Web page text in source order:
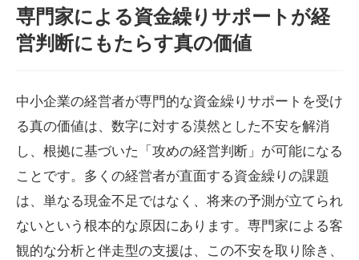
専門家による資金繰りサポートが経
営判断にもたらす真の価値
中小企業の経営者が専門的な資金繰りサポートを受け
る真の価値は、数字に対する漠然とした不安を解消
し、根拠に基づいた「攻めの経営判断」が可能になる
ことです。多くの経営者が直面する資金繰りの課題
は、単なる現金不足ではなく、将来の予測が立てられ
ないという根本的な原因にあります。専門家による客
観的な分析と伴走型の支援は、この不安を取り除き、